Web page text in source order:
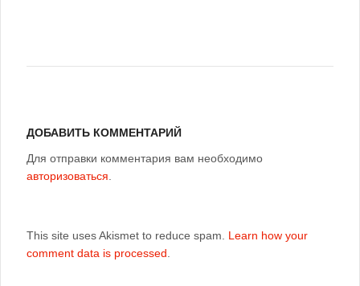
ДОБАВИТЬ КОММЕНТАРИЙ
Для отправки комментария вам необходимо
авторизоваться
This site uses Akismet to reduce spam. Learn how your
comment data is processed